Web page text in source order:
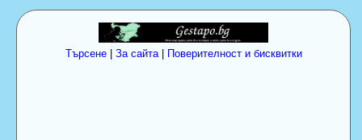
Търсене| За сайта| Поверителност и бисквитки